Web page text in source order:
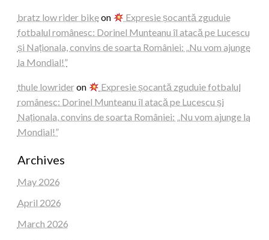
bratz low rider bikeon
Expresie șocantă zguduie
fotbalul românesc: Dorinel Munteanu îl atacă pe Lucescu
și Naționala, convins de soarta României: „Nu vom ajunge
la Mondial!”
thule lowrideron
Expresie șocantă zguduie fotbalul
românesc: Dorinel Munteanu îl atacă pe Lucescu și
Naționala, convins de soarta României: „Nu vom ajunge la
Mondial!”
Archives
May 2026
April 2026
March 2026